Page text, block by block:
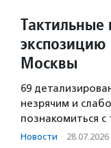
экспозицию
Москвы
69
незрячим и
познакомиться
Новости · 28.07.2026